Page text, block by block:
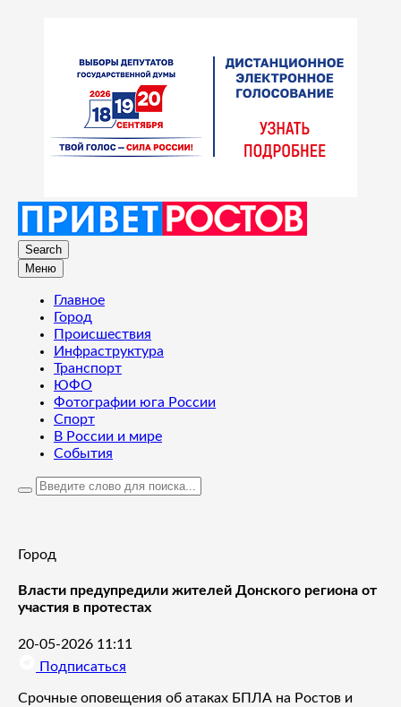
Search
Меню
Главное
Город
Происшествия
Инфраструктура
Транспорт
ЮФО
Фотографии юга России
Спорт
В России и мире
События
Город
Власти предупредили жителей Донского региона от
участия в протестах
20-05-2026 11:11
Подписаться
Срочные оповещения об атаках БПЛА на Ростов и